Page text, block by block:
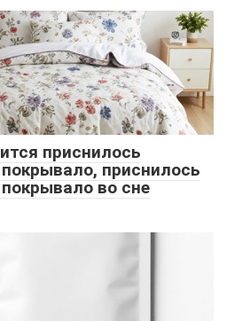
приснилось
приснилось
во сне